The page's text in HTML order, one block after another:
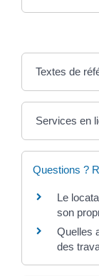
Textes de
Services en
Questions ?
Le
son
Quelles
des